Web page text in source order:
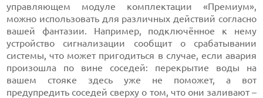
управляющем модуле комплектации «Премиум»,
можно использовать для различных действий согласно
вашей фантазии. Например, подключённое к нему
устройство сигнализации сообщит о срабатывании
системы, что может пригодиться в случае, если авария
произошла по вине соседей: перекрытие воды на
вашем стояке здесь уже не поможет, а вот
предупредить соседей сверху о том, что они заливают –